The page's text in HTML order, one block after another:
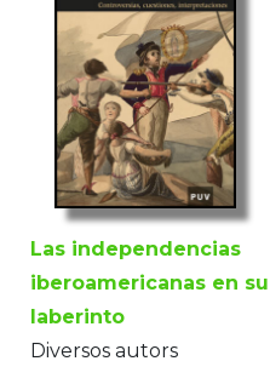
Las independencias
iberoamericanas en su
laberinto
Diversos autors